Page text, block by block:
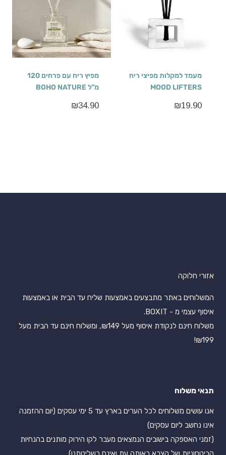
מעמד למקלות מפיצי ריח
MOOD LIFTERS
₪19.90
מפיץ ריח עם פרחים 120
מ”ל BOHO NATURE
₪34.90
אזורי חלוקה
המשלוחים באתר מתבצעים באמצעות שליח עד הבית או באמצעות
איסוף עצמי מ - BOXIT.
משלוח חינם לנקודת איסוף מעל ₪149, ומשלוח חינם עד הבית מעל
₪199!
תנאי משלוח
אנו עושים משלוחים לכל הערים בארץ עד 5 ימי עסקים (יום ההזמנה
אינו נחשב ליום עסקים)
(זמני האספקה בישובים הנמצאים מעבר לקו הירוק מותנים בהנחיות